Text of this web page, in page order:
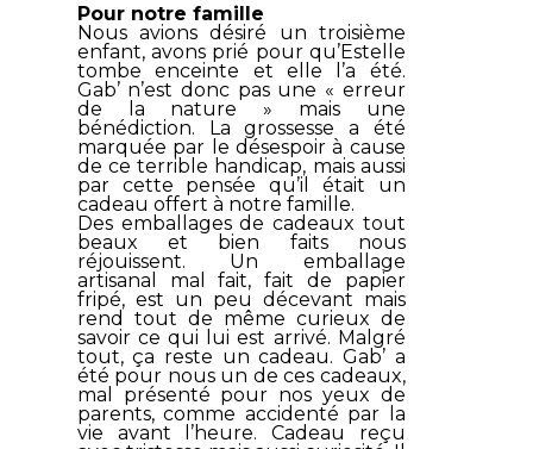
Pour notre famille
Nous avions désiré un troisième
enfant, avons prié pour qu’Estelle
tombe enceinte et elle l’a été.
Gab’ n’est donc pas une « erreur
de la nature » mais une
bénédiction. La grossesse a été
marquée par le désespoir à cause
de ce terrible handicap, mais aussi
par cette pensée qu’il était un
cadeau offert à notre famille.
Des emballages de cadeaux tout
beaux et bien faits nous
réjouissent. Un emballage
artisanal mal fait, fait de papier
fripé, est un peu décevant mais
rend tout de même curieux de
savoir ce qui lui est arrivé. Malgré
tout, ça reste un cadeau. Gab’ a
été pour nous un de ces cadeaux,
mal présenté pour nos yeux de
parents, comme accidenté par la
vie avant l’heure. Cadeau reçu